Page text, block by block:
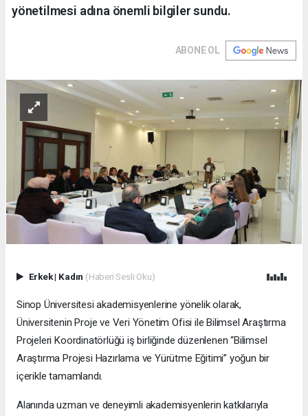
yönetilmesi adına önemli bilgiler sundu.
ABONE OL
Erkek| Kadın (Haberi Sesli Oku)
Sinop Üniversitesi akademisyenlerine yönelik olarak,
Üniversitenin Proje ve Veri Yönetim Ofisi ile Bilimsel Araştırma
Projeleri Koordinatörlüğü iş birliğinde düzenlenen “Bilimsel
Araştırma Projesi Hazırlama ve Yürütme Eğitimi” yoğun bir
içerikle tamamlandı.
Alanında uzman ve deneyimli akademisyenlerin katkılarıyla